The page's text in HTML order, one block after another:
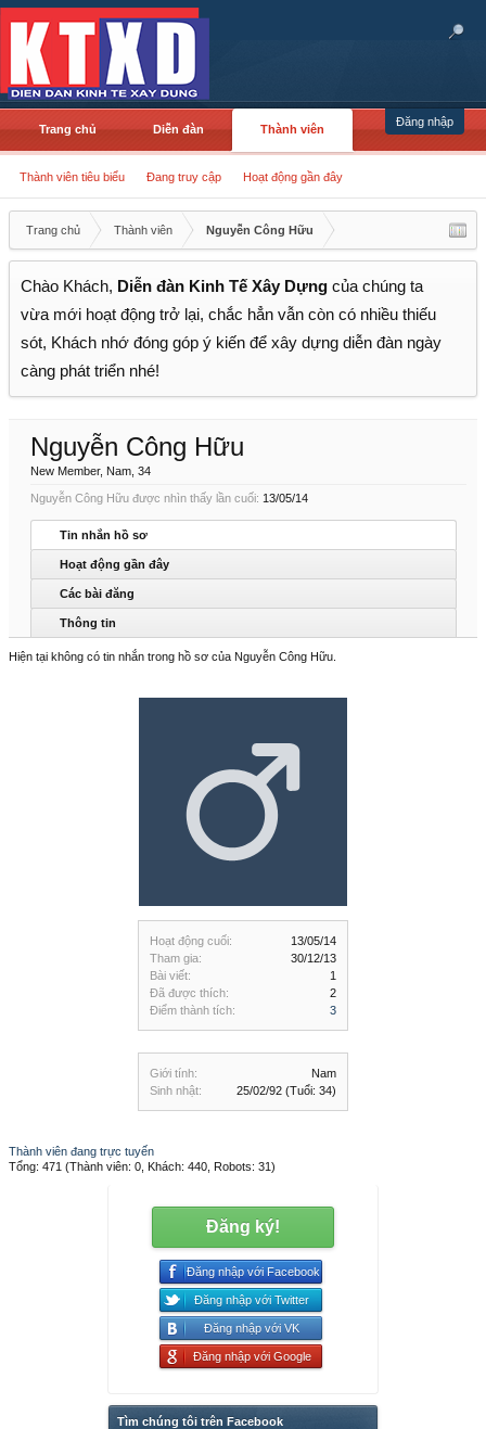
Đăng nhập
Trang chủ Diễn đàn Thành viên
Thành viên tiêu biểu Đang truy cập Hoạt động gần đây
Trang chủ Thành viên Nguyễn Công Hữu
Chào Khách, Diễn đàn Kinh Tế Xây Dựng của chúng ta
vừa mới hoạt động trở lại, chắc hẳn vẫn còn có nhiều thiếu
sót, Khách nhớ đóng góp ý kiến để xây dựng diễn đàn ngày
càng phát triển nhé!
Hoạt động cuối:
13/05/14
Tham gia:
30/12/13
Bài viết:
1
Đã được thích:
2
Điểm thành tích:
3
Giới tính:
Nam
Sinh nhật:
25/02/92 (Tuổi: 34)
Nguyễn Công Hữu
New Member, Nam, 34
Nguyễn Công Hữu được nhìn thấy lần cuối: 13/05/14
Tin nhắn hồ sơ
Hoạt động gần đây
Các bài đăng
Thông tin
Hiện tại không có tin nhắn trong hồ sơ của Nguyễn Công Hữu.
Thành viên đang trực tuyến
Tổng: 471 (Thành viên: 0, Khách: 440, Robots: 31)
Đăng ký!
Đăng nhập với Facebook
Đăng nhập với Twitter
Đăng nhập với VK
Đăng nhập với Google
Tìm chúng tôi trên Facebook